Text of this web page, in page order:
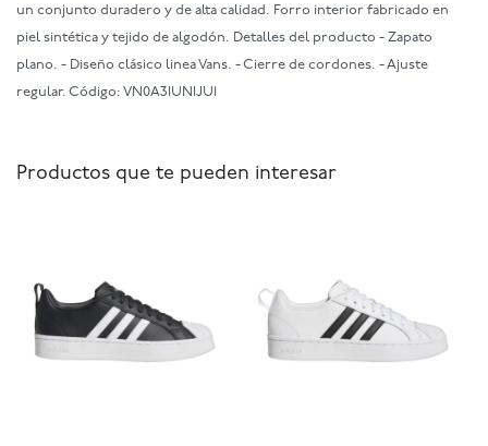
un conjunto duradero y de alta calidad. Forro interior fabricado en
piel sintética y tejido de algodón. Detalles del producto - Zapato
plano. - Diseño clásico linea Vans. - Cierre de cordones. - Ajuste
regular. Código: VN0A3IUNIJU1
Productos que te pueden interesar